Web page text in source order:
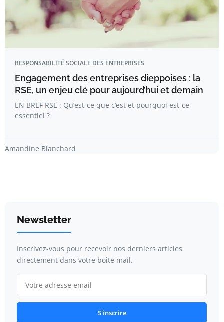
RESPONSABILITÉ SOCIALE DES ENTREPRISES
Engagement des entreprises dieppoises : la
RSE, un enjeu clé pour aujourd’hui et demain
EN BREF RSE : Qu’est-ce que c’est et pourquoi est-ce
essentiel ?
Amandine Blanchard
Newsletter
Inscrivez-vous pour recevoir nos derniers articles
directement dans votre boîte mail.
S'inscrire